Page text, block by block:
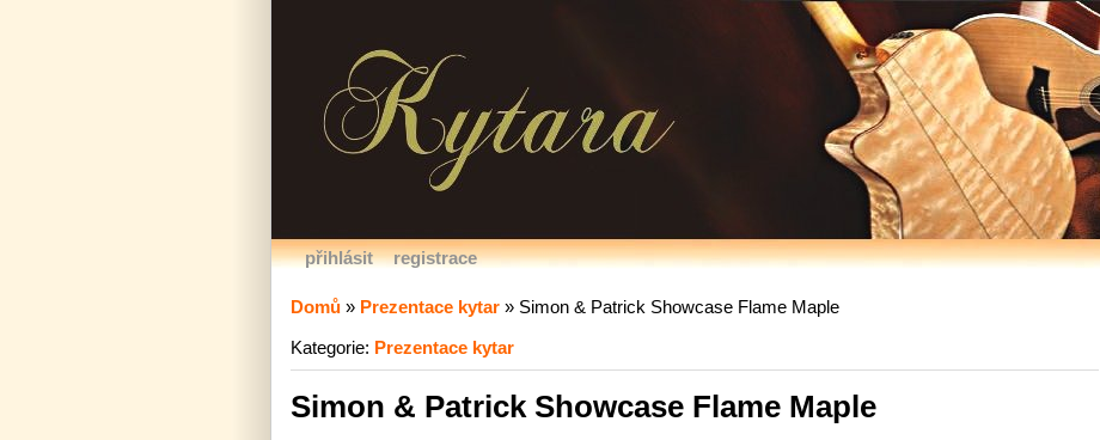
přihlásit registrace
Domů » Prezentace kytar » Simon & Patrick Showcase Flame Maple
Kategorie: Prezentace kytar
Simon & Patrick Showcase Flame Maple